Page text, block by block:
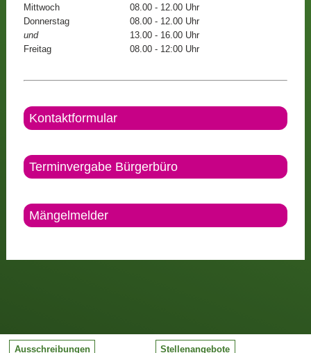
Mittwoch
08.00 - 12.00 Uhr
Donnerstag
08.00 - 12.00 Uhr
und
13.00 - 16.00 Uhr
Freitag
08.00 - 12:00 Uhr
Kontaktformular
Terminvergabe Bürgerbüro
Mängelmelder
Ausschreibungen Stellenangebote